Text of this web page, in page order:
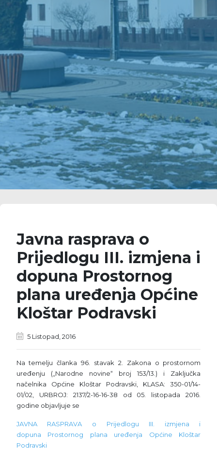
Javna rasprava o
Prijedlogu III. izmjena i
dopuna Prostornog
plana uređenja Općine
Kloštar Podravski
5 Listopad, 2016
Na temelju članka 96. stavak 2. Zakona o prostornom
uređenju („Narodne novine“ broj 153/13.) i Zaključka
načelnika Općine Kloštar Podravski, KLASA: 350-01/14-
01/02, URBROJ: 2137/2-16-16-38 od 05. listopada 2016.
godine objavljuje se
JAVNA RASPRAVA o Prijedlogu III. izmjena i
dopuna Prostornog plana uređenja Općine Kloštar
Podravski